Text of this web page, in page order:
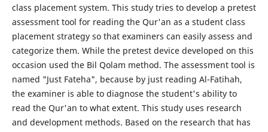
class placement system. This study tries to develop a pretest
assessment tool for reading the Qur'an as a student class
placement strategy so that examiners can easily assess and
categorize them. While the pretest device developed on this
occasion used the Bil Qolam method. The assessment tool is
named "Just Fateha", because by just reading Al-Fatihah,
the examiner is able to diagnose the student's ability to
read the Qur'an to what extent. This study uses research
and development methods. Based on the research that has